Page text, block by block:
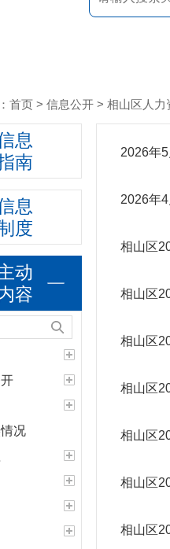
首页 > 信息公开 > 相山区人力
息
南
息
度
动
容
况
2026年
2026年
相山区
相山区
相山区
相山区
相山区
相山区
相山区